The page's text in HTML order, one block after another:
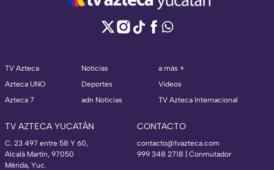
TV Azteca
Azteca UNO
Azteca 7
Noticias
Deportes
adn Noticias
a más +
Videos
TV Azteca Internacional
TV AZTECA YUCATÁN
C. 23 497 entre 58 Y 60,
Alcalá Martín, 97050
Mérida, Yuc.
CONTACTO
contacto@tvazteca.com
999 348 2718 | Conmutador